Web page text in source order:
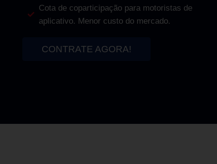
Cota de coparticipação para motoristas de
aplicativo. Menor custo do mercado.
CONTRATE AGORA!